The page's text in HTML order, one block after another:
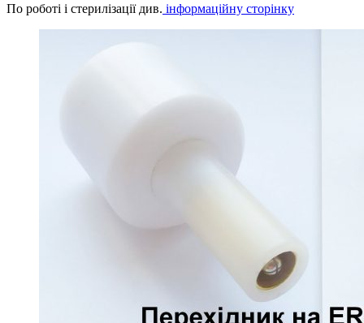
По роботі і стерилізації див. інформаційну сторінку